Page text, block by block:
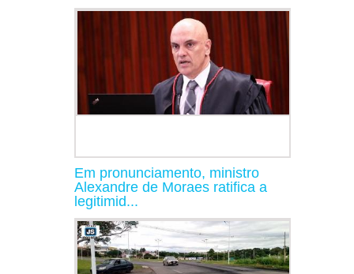
Em pronunciamento, ministro
Alexandre de Moraes ratifica a
legitimid...